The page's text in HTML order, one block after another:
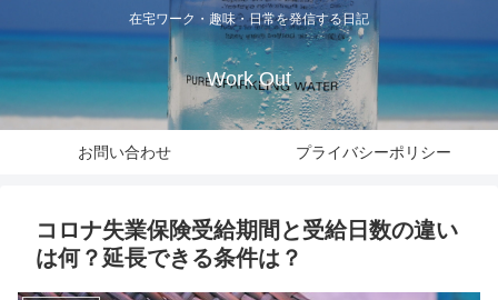
在宅ワーク・趣味・日常を発信する日記
Work Out
お問い合わせ プライバシーポリシー
コロナ失業保険受給期間と受給日数の違い
は何？延長できる条件は？